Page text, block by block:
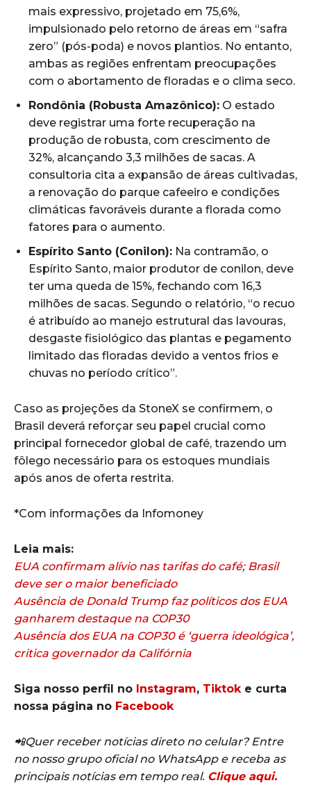
mais expressivo, projetado em 75,6%,
impulsionado pelo retorno de áreas em “safra
zero” (pós-poda) e novos plantios. No entanto,
ambas as regiões enfrentam preocupações
com o abortamento de floradas e o clima seco.
Rondônia (Robusta Amazônico): O estado
deve registrar uma forte recuperação na
produção de robusta, com crescimento de
32%, alcançando 3,3 milhões de sacas. A
consultoria cita a expansão de áreas cultivadas,
a renovação do parque cafeeiro e condições
climáticas favoráveis durante a florada como
fatores para o aumento.
Espírito Santo (Conilon): Na contramão, o
Espírito Santo, maior produtor de conilon, deve
ter uma queda de 15%, fechando com 16,3
milhões de sacas. Segundo o relatório, “o recuo
é atribuído ao manejo estrutural das lavouras,
desgaste fisiológico das plantas e pegamento
limitado das floradas devido a ventos frios e
chuvas no período crítico”.
Caso as projeções da StoneX se confirmem, o
Brasil deverá reforçar seu papel crucial como
principal fornecedor global de café, trazendo um
fôlego necessário para os estoques mundiais
após anos de oferta restrita.
*Com informações da Infomoney
Leia mais:
EUA confirmam alívio nas tarifas do café; Brasil
deve ser o maior beneficiado
Ausência de Donald Trump faz políticos dos EUA
ganharem destaque na COP30
Ausência dos EUA na COP30 é ‘guerra ideológica’,
critica governador da Califórnia
Siga nosso perfil no Instagram, Tiktoke curta
nossa página no Facebook
📲Quer receber notícias direto no celular? Entre
no nosso grupo oficial no WhatsApp e receba as
principais notícias em tempo real. Clique aqui.